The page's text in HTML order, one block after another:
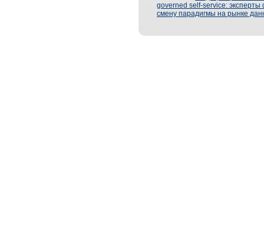
governed self-service: эксперты
смену парадигмы на рынке